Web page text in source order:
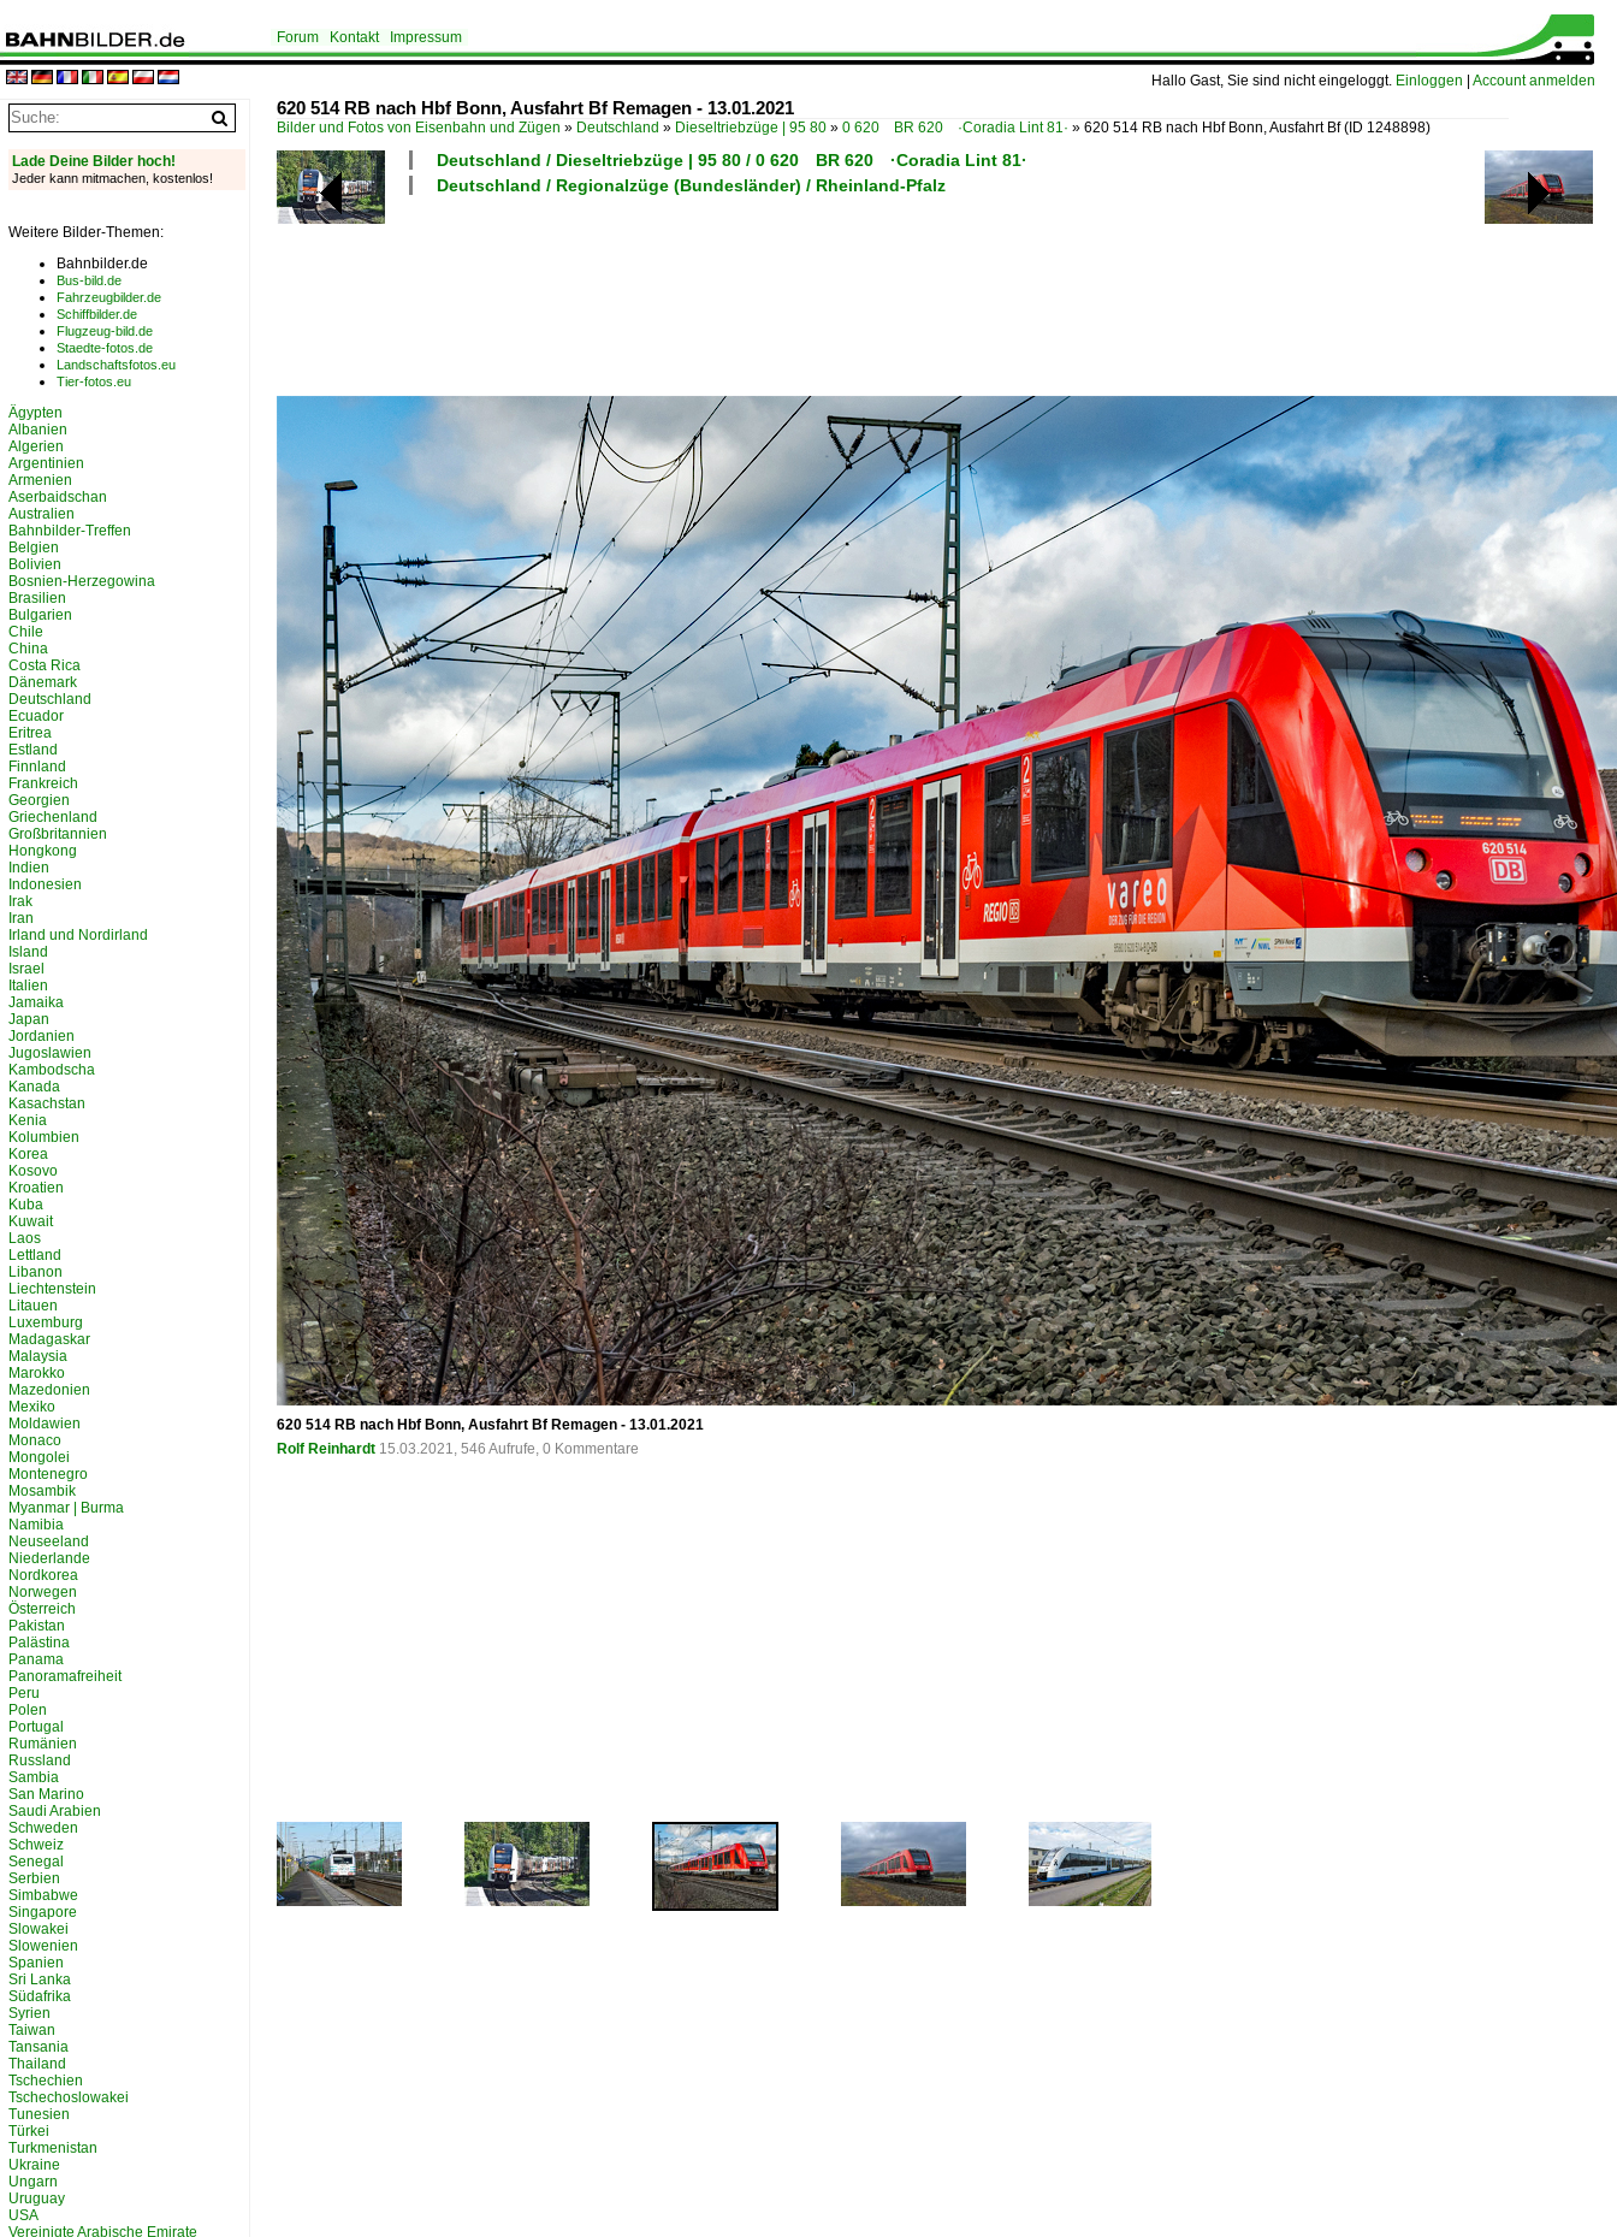
Hallo Gast, Sie sind nicht eingeloggt. Einloggen Account anmelden
Forum Kontakt Impressum
620 514 RB nach Hbf Bonn, Ausfahrt Bf Remagen - 13.01.2021
Bilder und Fotos von Eisenbahn und Zügen » Deutschland » Dieseltriebzüge | 95 80 » 0 620 BR 620 ·Coradia Lint 81· » 620 514 RB nach Hbf Bonn, Ausfahrt Bf(ID 1248898)
Deutschland / Dieseltriebzüge | 95 80 / 0 620 BR 620 ·Coradia Lint 81·
Deutschland / Regionalzüge (Bundesländer) / Rheinland-Pfalz
620 514 RB nach Hbf Bonn, Ausfahrt Bf Remagen - 13.01.2021
Rolf Reinhardt 15.03.2021, 546 Aufrufe, 0 Kommentare
Lade Deine Bilder hoch!
Jeder kann mitmachen, kostenlos!
Weitere Bilder-Themen:
Bahnbilder.de
Bus-bild.de
Fahrzeugbilder.de
Schiffbilder.de
Flugzeug-bild.de
Staedte-fotos.de
Landschaftsfotos.eu
Tier-fotos.eu
Ägypten
Albanien
Algerien
Argentinien
Armenien
Aserbaidschan
Australien
Bahnbilder-Treffen
Belgien
Bolivien
Bosnien-Herzegowina
Brasilien
Bulgarien
Chile
China
Costa Rica
Dänemark
Deutschland
Ecuador
Eritrea
Estland
Finnland
Frankreich
Georgien
Griechenland
Großbritannien
Hongkong
Indien
Indonesien
Irak
Iran
Irland und Nordirland
Island
Israel
Italien
Jamaika
Japan
Jordanien
Jugoslawien
Kambodscha
Kanada
Kasachstan
Kenia
Kolumbien
Korea
Kosovo
Kroatien
Kuba
Kuwait
Laos
Lettland
Libanon
Liechtenstein
Litauen
Luxemburg
Madagaskar
Malaysia
Marokko
Mazedonien
Mexiko
Moldawien
Monaco
Mongolei
Montenegro
Mosambik
Myanmar | Burma
Namibia
Neuseeland
Niederlande
Nordkorea
Norwegen
Österreich
Pakistan
Palästina
Panama
Panoramafreiheit
Peru
Polen
Portugal
Rumänien
Russland
Sambia
San Marino
Saudi Arabien
Schweden
Schweiz
Senegal
Serbien
Simbabwe
Singapore
Slowakei
Slowenien
Spanien
Sri Lanka
Südafrika
Syrien
Taiwan
Tansania
Thailand
Tschechien
Tschechoslowakei
Tunesien
Türkei
Turkmenistan
Ukraine
Ungarn
Uruguay
USA
Vereinigte Arabische Emirate